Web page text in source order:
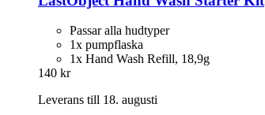
Passar alla hudtyper
1x pumpflaska
1x Hand Wash Refill, 18,9g
140 kr
Leverans till 18. augusti